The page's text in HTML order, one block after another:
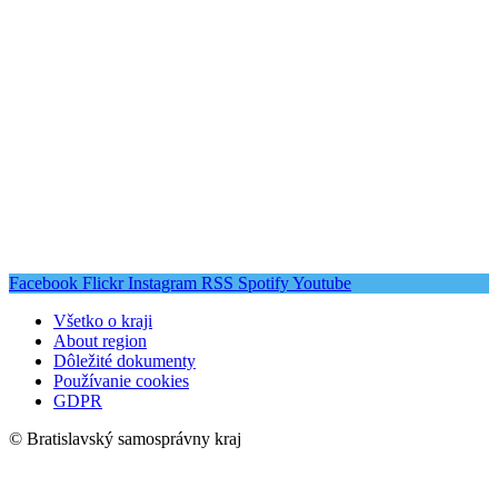
Facebook Flickr Instagram RSS SpotifyYoutube
Všetko o kraji
About region
Dôležité dokumenty
Používanie cookies
GDPR
© Bratislavský samosprávny kraj